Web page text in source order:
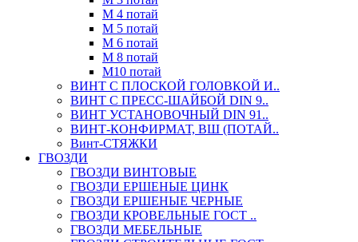
М 4 потай
М 5 потай
М 6 потай
М 8 потай
М10 потай
ВИНТ С ПЛОСКОЙ ГОЛОВКОЙ И..
ВИНТ С ПРЕСС-ШАЙБОЙ DIN 9..
ВИНТ УСТАНОВОЧНЫЙ DIN 91..
ВИНТ-КОНФИРМАТ, ВШ (ПОТАЙ..
Винт-СТЯЖКИ
ГВОЗДИ
ГВОЗДИ ВИНТОВЫЕ
ГВОЗДИ ЕРШЕНЫЕ ЦИНК
ГВОЗДИ ЕРШЕНЫЕ ЧЕРНЫЕ
ГВОЗДИ КРОВЕЛЬНЫЕ ГОСТ ..
ГВОЗДИ МЕБЕЛЬНЫЕ